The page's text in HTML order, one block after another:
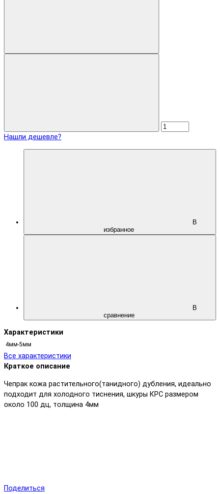
Нашли дешевле?
В
избранное
В
сравнение
Характеристики
4мм-5мм
Все характеристики
Краткое описание
Чепрак кожа растительного(танидного) дубления, идеально
подходит для холодного тиснения, шкуры КРС размером
около 100 дц, толщина 4мм
Поделиться